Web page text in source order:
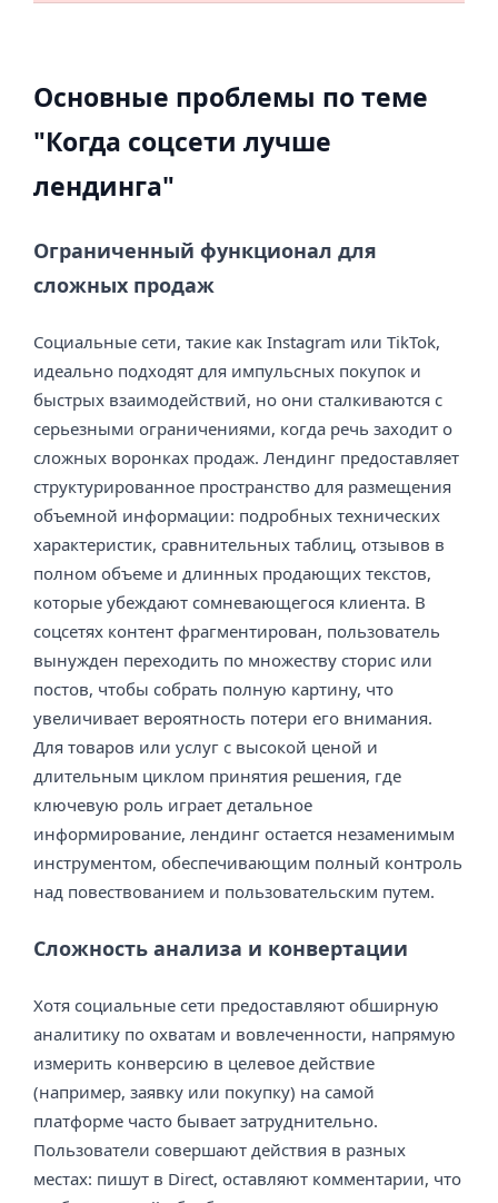
Основные проблемы по теме
"Когда соцсети лучше
лендинга"
Ограниченный функционал для
сложных продаж
Социальные сети, такие как Instagram или TikTok,
идеально подходят для импульсных покупок и
быстрых взаимодействий, но они сталкиваются с
серьезными ограничениями, когда речь заходит о
сложных воронках продаж. Лендинг предоставляет
структурированное пространство для размещения
объемной информации: подробных технических
характеристик, сравнительных таблиц, отзывов в
полном объеме и длинных продающих текстов,
которые убеждают сомневающегося клиента. В
соцсетях контент фрагментирован, пользователь
вынужден переходить по множеству сторис или
постов, чтобы собрать полную картину, что
увеличивает вероятность потери его внимания.
Для товаров или услуг с высокой ценой и
длительным циклом принятия решения, где
ключевую роль играет детальное
информирование, лендинг остается незаменимым
инструментом, обеспечивающим полный контроль
над повествованием и пользовательским путем.
Сложность анализа и конвертации
Хотя социальные сети предоставляют обширную
аналитику по охватам и вовлеченности, напрямую
измерить конверсию в целевое действие
(например, заявку или покупку) на самой
платформе часто бывает затруднительно.
Пользователи совершают действия в разных
местах: пишут в Direct, оставляют комментарии, что